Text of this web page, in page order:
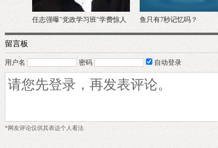
鱼只有7秒记忆吗？ “轮流发生性关系”不
留言板
用户名 密码 自动登录
*网友评论仅供其表达个人看法